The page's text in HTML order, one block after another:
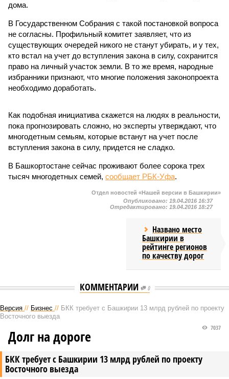
дома.
В Государственном Собрания с такой постановкой вопроса
не согласны. Профильный комитет заявляет, что из
существующих очередей никого не станут убирать, и у тех,
кто встал на учет до вступления закона в силу, сохранится
право на личный участок земли. В то же время, народные
избранники признают, что многие положения законопроекта
необходимо доработать.
Как подобная инициатива скажется на людях в реальности,
пока прогнозировать сложно, но эксперты утверждают, что
многодетным семьям, которые встанут на учет после
вступления закона в силу, придется не сладко.
В Башкортостане сейчас проживают более сорока трех
тысяч многодетных семей, сообщает РБК-Уфа.
Отдел новостей «Нашей версии в Башкирии»
Опубликовано: 19.04.2016 16:37
Отредактировано: 19.04.2016 18:27
Названо место
Башкирии в
рейтинге регионов
по качеству дорог
КОММЕНТАРИИ 0
Версия // Бизнес // БКК требует с Башкирии 13 млрд рублей по проекту
Восточного выезда
БКК требует с Башкирии 13 млрд рублей по проекту
Восточного выезда
7037
Долг на дороге